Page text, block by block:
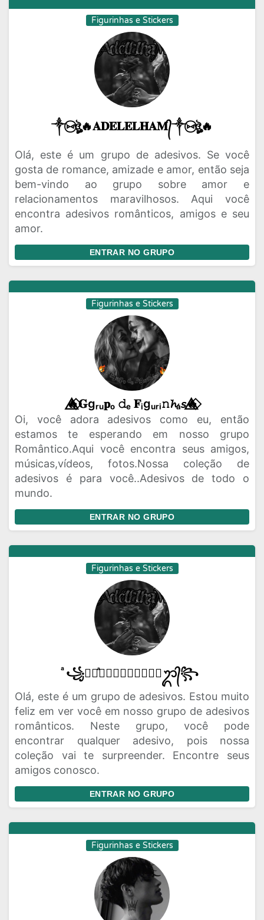
Figurinhas e Stickers
༒⑅⃝ঔৣ🔥𝐀𝐃𝐄𝐋𝐄𝐋𝐇𝐀𝐌᭄༒⑅⃝ঔৣ🔥
Olá, este é um grupo de adesivos. Se você
gosta de romance, amizade e amor, então seja
bem-vindo ao grupo sobre amor e
relacionamentos maravilhosos. Aqui você
encontra adesivos românticos, amigos e seu
amor.
ENTRAR NO GRUPO
Figurinhas e Stickers
🔥⃟⃤𝐆gᵣᵤ𝐩ₒ 𝚍ₑ 𝐅ᵢgᵤᵣᵢ𝚗𝓱ₐ𝘴🔥⃟⃤
Oi, você adora adesivos como eu, então
estamos te esperando em nosso grupo
Romântico.Aqui você encontra seus amigos,
músicas,vídeos, fotos.Nossa coleção de
adesivos é para você..Adesivos de todo o
mundo.
ENTRAR NO GRUPO
Figurinhas e Stickers
ͣ꧁ᬊᬁͣ𝑨𝑫𝑬𝑳𝑬𝑳𝑯𝑨𝑴ᬊ᭄꧂
Olá, este é um grupo de adesivos. Estou muito
feliz em ver você em nosso grupo de adesivos
românticos. Neste grupo, você pode
encontrar qualquer adesivo, pois nossa
coleção vai te surpreender. Encontre seus
amigos conosco.
ENTRAR NO GRUPO
Figurinhas e Stickers